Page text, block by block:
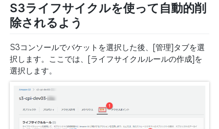
S3ライフサイクルを使って自動的削
除されるよう
S3コンソールでバケットを選択した後、[管理]タブを選
択します。ここでは、[ライフサイクルルールの作成]を
選択します。